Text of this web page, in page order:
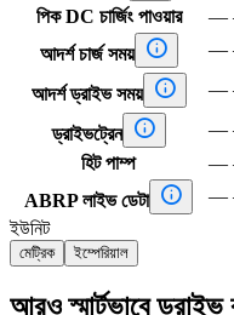
পিক DC চার্জিং পাওয়ার
—
আদর্শ চার্জ সময়
 —
আদর্শ ড্রাইভ সময়  —
ড্রাইভট্রেন  —
হিট পাম্প
—
ABRP লাইভ ডেটা  —
ইউনিট
মেট্রিক ইম্পেরিয়াল
আরও স্মার্টভাবে